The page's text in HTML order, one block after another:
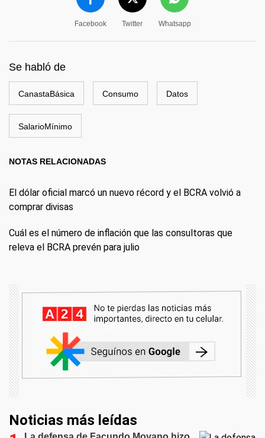
Facebook Twitter Whatsapp
Se habló de
CanastaBásica Consumo Datos
SalarioMínimo
NOTAS RELACIONADAS
El dólar oficial marcó un nuevo récord y el BCRA volvió a
comprar divisas
Cuál es el número de inflación que las consultoras que
releva el BCRA prevén para julio
Noticias más leídas